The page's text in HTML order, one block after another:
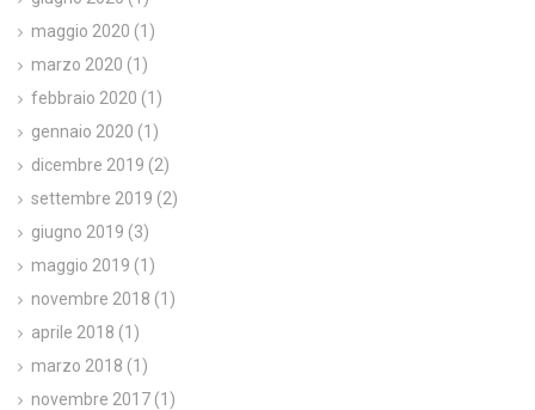
maggio 2020 (1)
marzo 2020 (1)
febbraio 2020 (1)
gennaio 2020 (1)
dicembre 2019 (2)
settembre 2019 (2)
giugno 2019 (3)
maggio 2019 (1)
novembre 2018 (1)
aprile 2018 (1)
marzo 2018 (1)
novembre 2017 (1)